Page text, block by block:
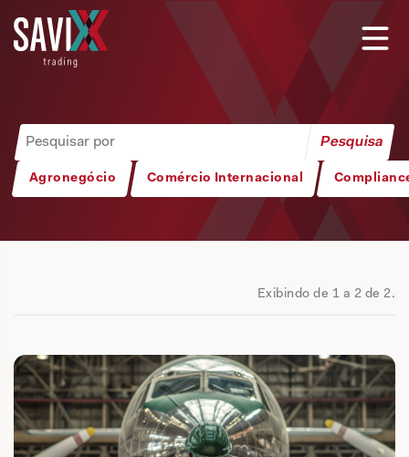
Agronegócio Comércio Internacional
Exibindo de 1 a 2 de 2.